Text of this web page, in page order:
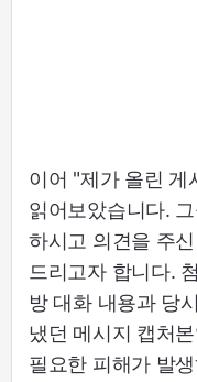
이어 "제가 올린 게
읽어보았습니다.
하시고 의견을 주
드리고자 합니다.
방 대화 내용과 당
냈던 메시지 캡처
필요한 피해가 발